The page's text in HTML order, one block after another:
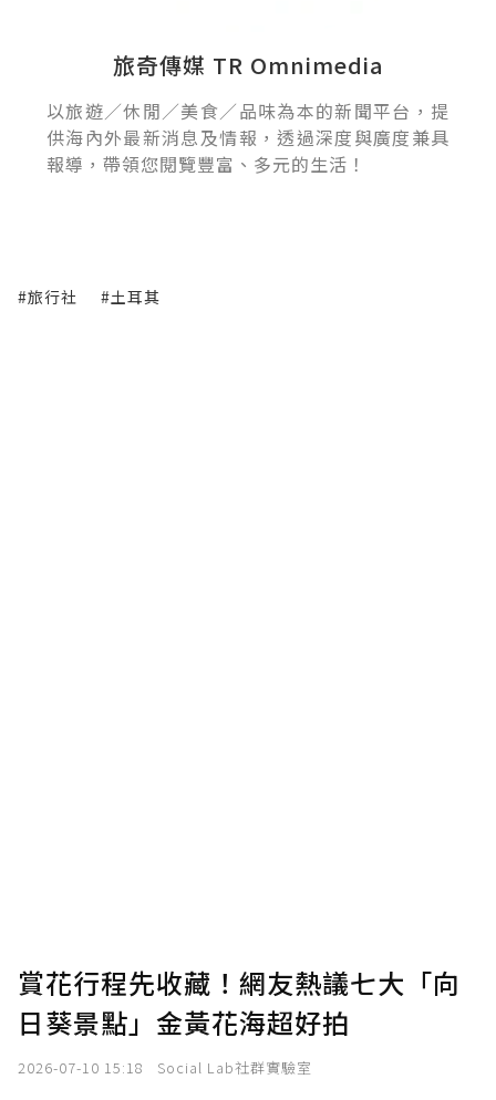
旅奇傳媒 TR Omnimedia
以旅遊／休閒／美食／品味為本的新聞平台，提
供海內外最新消息及情報，透過深度與廣度兼具
報導，帶領您閱覽豐富、多元的生活！
#旅行社 #土耳其
賞花行程先收藏！網友熱議七大「向
日葵景點」金黃花海超好拍
2026-07-10 15:18 Social Lab社群實驗室